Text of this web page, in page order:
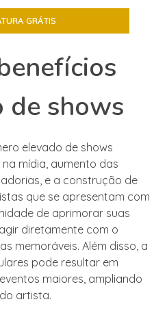
de shows
elevado de shows
mídia, aumento das
e a construção de
que se apresentam com
de aprimorar suas
diretamente com o
memoráveis. Além disso, a
pode resultar em
maiores, ampliando
artista.